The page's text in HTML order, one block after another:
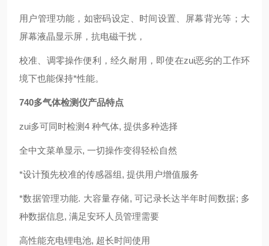
用户管理功能，如密码设定、时间设置、屏幕背光等；大
屏幕液晶显示屏，抗电磁干扰，
校准、调零操作便利，经久耐用，即使在zui恶劣的工作环
境下也能保持*性能。
740多气体检测仪产品特点
zui多可同时检测4 种气体, 提供多种选择
全中文菜单显示, 一切操作变得轻松自然
*设计预先校准的传感器组, 提供用户增值服务
*数据管理功能. 大容量存储, 可记录长达半年时间数据; 多
种数据信息, 满足安环人员管理需要
高性能充电锂电池, 超长时间使用